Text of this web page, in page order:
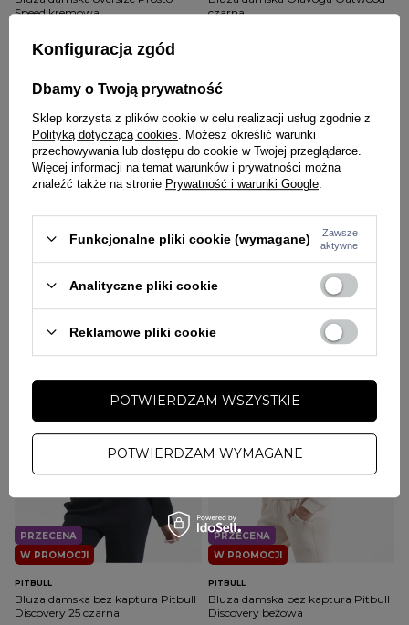
Speed kremowa
czarna
W PROMOCJI
PRZECENA
PITBULL
Discovery 25 beżowy
398,00 zł
315,00 zł
PRZECENA
PITBULL
Bluza damska bez kaptura Pitbull
Discovery 25 beżowa
158,00 zł
W PROMOCJI
PRZECENA
PITBULL
Bluza damska bez kaptura Pitbull
Discovery 25 czarna
W PROMOCJI
PRZECENA
PITBULL
Bluza damska bez kaptura Pitbull
Discovery beżowa
Konfiguracja zgód
Dbamy o Twoją prywatność
Sklep korzysta z plików cookie w celu realizacji usług zgodnie z
Polityką dotyczącą cookies . Możesz określić warunki
przechowywania lub dostępu do cookie w Twojej przeglądarce.
Więcej informacji na temat warunków i prywatności można
znaleźć także na stronie Prywatność i warunki Google
Funkcjonalne pliki cookie (wymagane)
Zawsze
aktywne
Analityczne pliki cookie
Reklamowe pliki cookie
POTWIERDZAM WYMAGANE
POTWIERDZAM WSZYSTKIE